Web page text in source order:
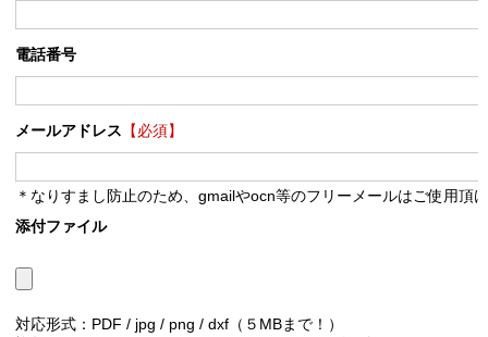
電話番号
メールアドレス 【必須】
＊なりすまし防止のため、gmailやocn等のフリーメールはご使用頂
添付ファイル
対応形式：PDF / jpg / png / dxf（５MBまで！）